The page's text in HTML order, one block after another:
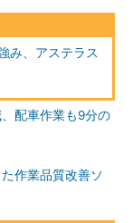
み、アステラス
配車作業も9分の
作業品質改善ソ